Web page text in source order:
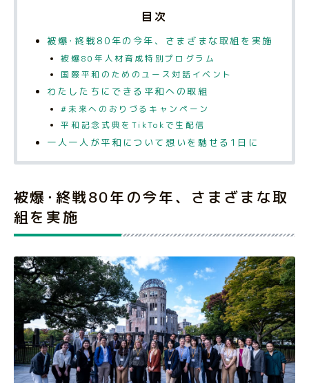
目次
被爆･終戦80年の今年、さまざまな取組を実施
被爆80年人材育成特別プログラム
国際平和のためのユース対話イベント
わたしたちにできる平和への取組
#未来へのおりづるキャンペーン
平和記念式典をTikTokで生配信
一人一人が平和について想いを馳せる1日に
被爆･終戦80年の今年、さまざまな取
組を実施